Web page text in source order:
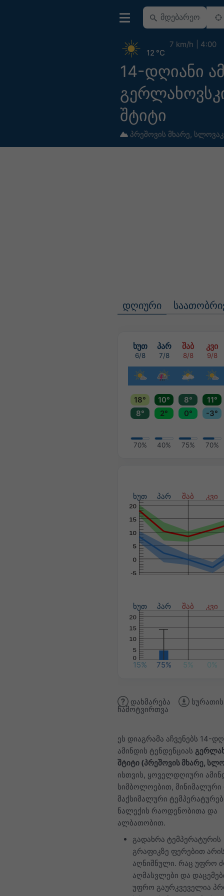
14-დღიანი
შტიტი
პრეშოვის მხარე,
12 °C
7 km/h 4:00
დღიური
ხუთ პარ შაბ კვი
6/8 7/8 8/8 9/8
18° 10° 8°
11°
8°
2° 0° -3°
70% 40% 75% 70%
ხუთ პარ შაბ კვი
ხუთ პარ შაბ კვი
15% 75% 5% 0%
დახმარება სურათის
ჩამოტვირთვა
ეს დიაგრამა აჩვენებს 14-
ამინდის ტენდენციას
შტიტი (პრეშოვის მხარე,
ისთვის, ყოველდღიური
სიმბოლოებით, მინიმალური
მაქსიმალური
ნალექის რაოდენობითა და
ალბათობით.
გადახრა ტემპერატურის
გრაფიკზე ფერებით
აღნიშნული. რაც უფრო
აღმასვლები და
უფრო გაურკვეველია